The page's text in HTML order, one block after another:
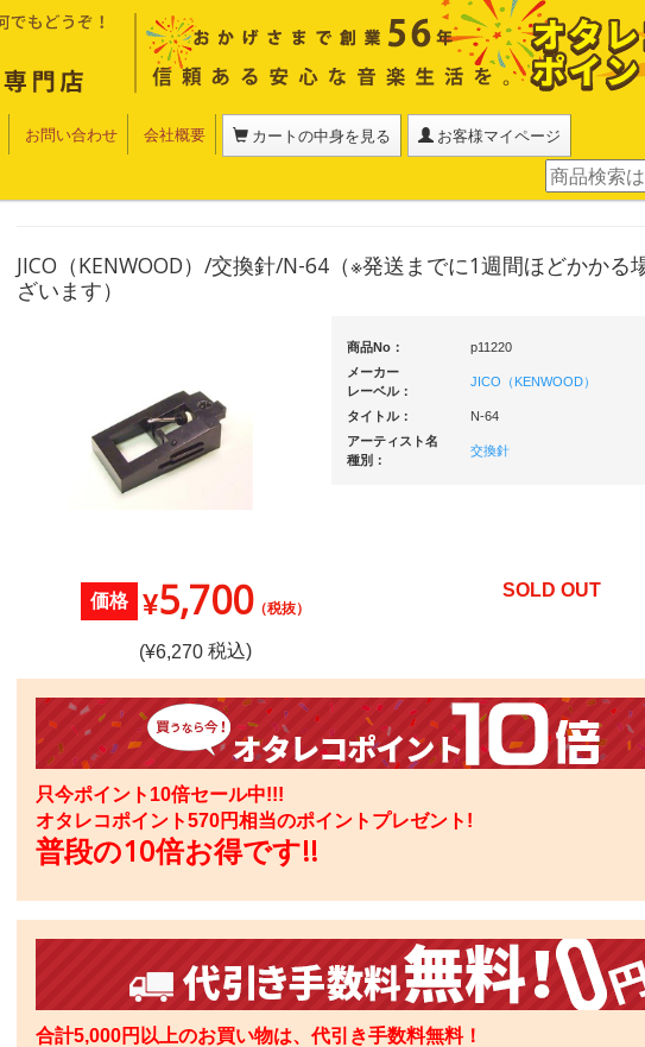
お問い合わせ 会社概要 カートの中身を見る お客様マイページ
JICO（KENWOOD）/交換針/N-64（※発送までに1週間ほどかかる
ざいます）
商品No：
p11220
メーカー
レーベル：
JICO（KENWOOD）
タイトル：
N-64
アーティスト名
種別：
交換針
価格 ¥5,700（税抜）
(¥6,270税込)
SOLD OUT
只今ポイント10倍セール中!!!
オタレコポイント570円相当のポイントプレゼント!
普段の10倍お得です!!
合計5,000円以上のお買い物は、代引き手数料無料！